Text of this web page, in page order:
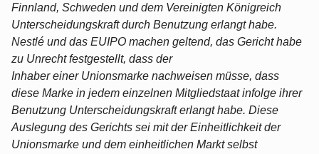
Finnland, Schweden und dem Vereinigten Königreich
Unterscheidungskraft durch Benutzung erlangt habe.
Nestlé und das EUIPO machen geltend, das Gericht habe
zu Unrecht festgestellt, dass der
Inhaber einer Unionsmarke nachweisen müsse, dass
diese Marke in jedem einzelnen Mitgliedstaat infolge ihrer
Benutzung Unterscheidungskraft erlangt habe. Diese
Auslegung des Gerichts sei mit der Einheitlichkeit der
Unionsmarke und dem einheitlichen Markt selbst